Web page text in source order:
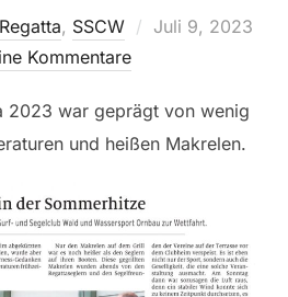
Regatta, SSCW
Veröffentlicht
Juli 9, 2023
Kommentare
2023 war geprägt von wenig
und heißen Makrelen.